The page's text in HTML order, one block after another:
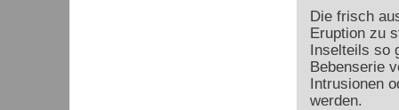
Die frisch
Eruption zu
Inselteils so
Bebenserie
Intrusionen
werden.